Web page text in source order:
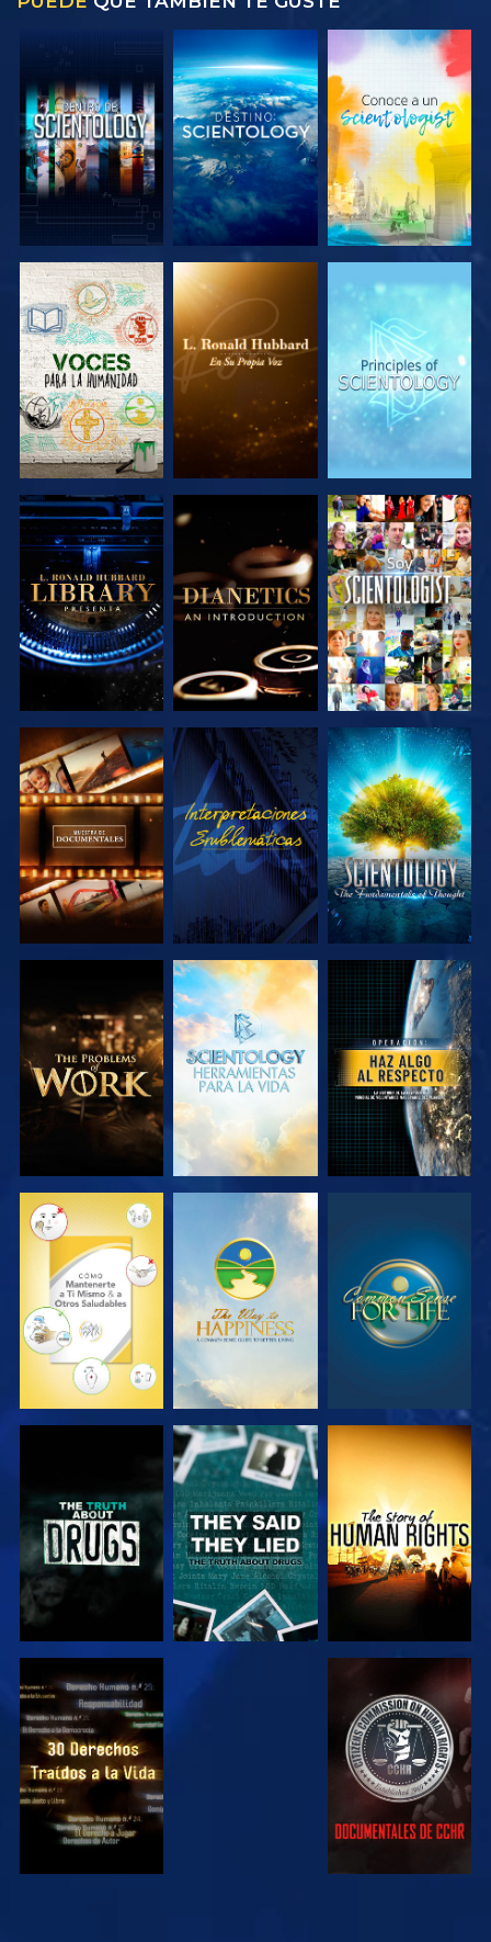
EXPLORA LAS
SERIES
EXPLORA LAS
SERIES
EXPLORA LAS
SERIES
EXPLORA LAS
SERIES
EXPLORA LAS
SERIES
VE
EXPLORA LAS
SERIES
VE
EXPLORA LAS
SERIES
EXPLORA LAS
SERIES
EXPLORA LAS
SERIES
VE
VE VE VE
VE VE
VE VE